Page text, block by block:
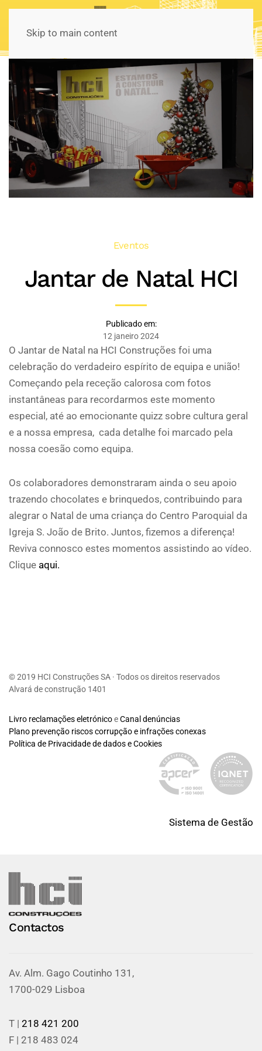
Skip to main content
Eventos
Jantar de Natal HCI
Publicado em:
12 janeiro 2024
O Jantar de Natal na HCI Construções foi uma
celebração do verdadeiro espírito de equipa e união!
Começando pela receção calorosa com fotos
instantâneas para recordarmos este momento
especial, até ao emocionante quizz sobre cultura geral
e a nossa empresa, cada detalhe foi marcado pela
nossa coesão como equipa.
Os colaboradores demonstraram ainda o seu apoio
trazendo chocolates e brinquedos, contribuindo para
alegrar o Natal de uma criança do Centro Paroquial da
Igreja S. João de Brito. Juntos, fizemos a diferença!
Reviva connosco estes momentos assistindo ao vídeo.
Clique aqui.
© 2019 HCI Construções SA · Todos os direitos reservados
Alvará de construção 1401
Livro reclamações eletrónicoeCanal denúncias
Plano prevenção riscos corrupção e infrações conexas
Política de Privacidade de dados e Cookies
Sistema de Gestão
Contactos
Av. Alm. Gago Coutinho 131,
1700-029 Lisboa
T | 218 421 200
F | 218 483 024